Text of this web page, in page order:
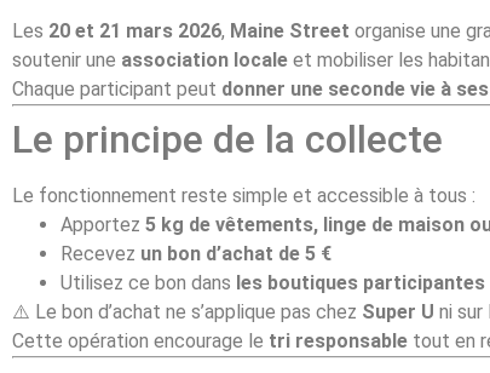
Les 20 et 21 mars 2026, Maine Street organise une
soutenir une association locale et mobiliser les
Chaque participant peut donner une seconde vie à
Le principe de la collecte
Le fonctionnement reste simple et accessible à tous :
Apportez 5 kg de vêtements, linge de maison
Recevez un bon d’achat de 5 €
Utilisez ce bon dans les boutiques
⚠️ Le bon d’achat ne s’applique pas chez Super U ni sur
Cette opération encourage le tri responsable tout en